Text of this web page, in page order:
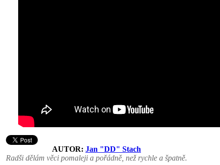
AUTOR: Jan "DD" Stach
Radši dělám věci pomaleji a pořádně, než rychle a špatně.